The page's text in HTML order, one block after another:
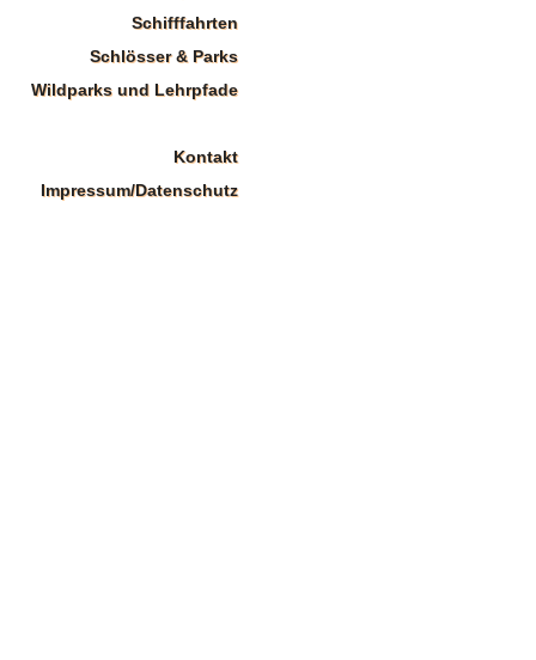
Schifffahrten
Schlösser & Parks
Wildparks und Lehrpfade
Kontakt
Impressum/Datenschutz